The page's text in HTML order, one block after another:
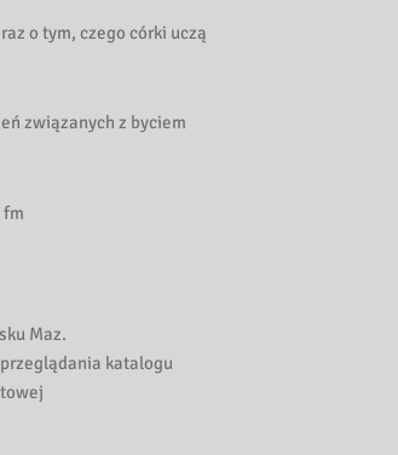
o tym, czego córki uczą
związanych z byciem
fm
Maz.
katalogu